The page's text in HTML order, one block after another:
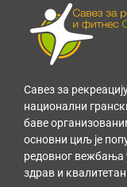
Савез за
национални
баве
основни циљ је
редовног вежбања
здрав и